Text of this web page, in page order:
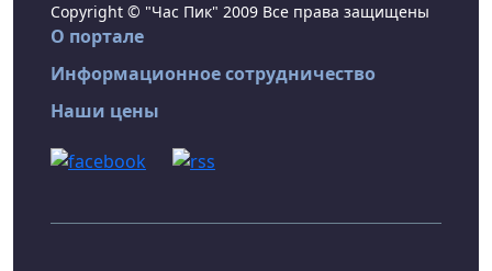
Copyright © "Час Пик" 2009 Все права защищены
О портале
Информационное сотрудничество
Наши цены